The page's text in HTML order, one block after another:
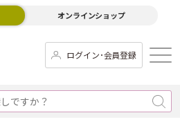
オンラインショップ
ログイン･会員登録